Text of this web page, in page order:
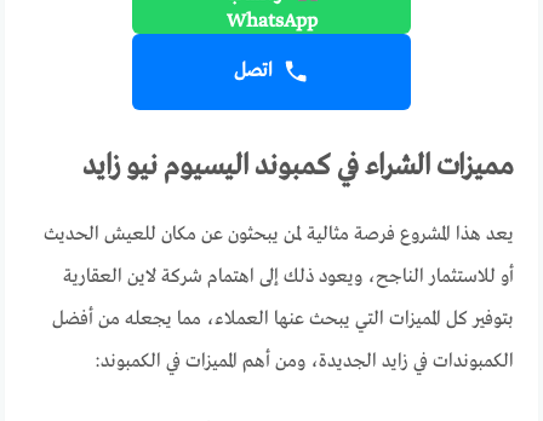
اتصل
مميزات الشراء في كمبوند اليسيوم نيو زايد
يعد هذا المشروع فرصة مثالية لمن يبحثون عن مكان للعيش الحديث
أو للاستثمار الناجح، ويعود ذلك إلى اهتمام شركة لاين العقارية
بتوفير كل المميزات التي يبحث عنها العملاء، مما يجعله من أفضل
الكمبوندات في زايد الجديدة، ومن أهم المميزات في الكمبوند: